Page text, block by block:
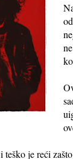
teško je reći